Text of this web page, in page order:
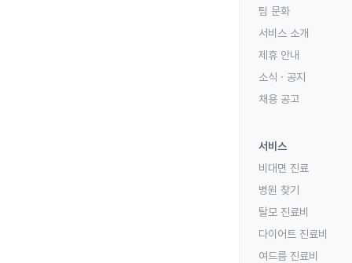
팀 문화
서비스 소개
제휴 안내
소식 · 공지
채용 공고
서비스
비대면 진료
병원 찾기
탈모 진료비
다이어트 진료비
여드름 진료비